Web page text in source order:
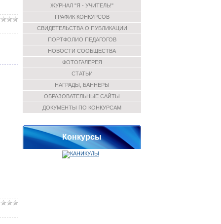
ЖУРНАЛ "Я - УЧИТЕЛЬ!"
ГРАФИК КОНКУРСОВ
СВИДЕТЕЛЬСТВА О ПУБЛИКАЦИИ
ПОРТФОЛИО ПЕДАГОГОВ
НОВОСТИ СООБЩЕСТВА
ФОТОГАЛЕРЕЯ
СТАТЬИ
НАГРАДЫ, БАННЕРЫ
ОБРАЗОВАТЕЛЬНЫЕ САЙТЫ
ДОКУМЕНТЫ ПО КОНКУРСАМ
Конкурсы